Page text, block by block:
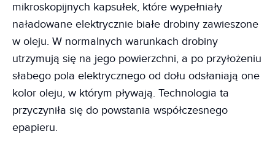
mikroskopijnych kapsułek, które wypełniały
naładowane elektrycznie białe drobiny zawieszone
w oleju. W normalnych warunkach drobiny
utrzymują się na jego powierzchni, a po przyłożeniu
słabego pola elektrycznego od dołu odsłaniają one
kolor oleju, w którym pływają. Technologia ta
przyczyniła się do powstania współczesnego
epapieru.